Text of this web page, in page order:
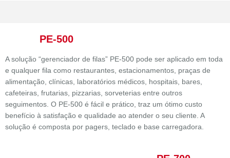
PE-500
A solução “gerenciador de filas” PE-500 pode ser aplicado em toda
e qualquer fila como restaurantes, estacionamentos, praças de
alimentação, clínicas, laboratórios médicos, hospitais, bares,
cafeteiras, frutarias, pizzarias, sorveterias entre outros
seguimentos. O PE-500 é fácil e prático, traz um ótimo custo
benefício à satisfação e qualidade ao atender o seu cliente. A
solução é composta por pagers, teclado e base carregadora.